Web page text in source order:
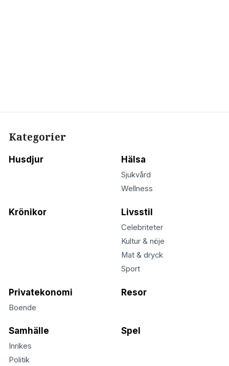
Kategorier
Husdjur Hälsa
Sjukvård
Wellness
Krönikor Livsstil
Celebriteter
Kultur & nöje
Mat & dryck
Sport
Privatekonomi
Boende
Resor
Samhälle
Inrikes
Politik
Spel